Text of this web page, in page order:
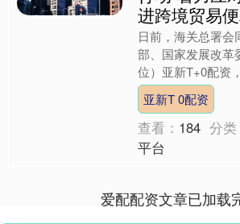
进跨境贸易
日前，海关总署会
部、国家发展改革
位）亚新T+0配资
州、深圳等25个城
期5个月的跨境贸易
亚新T 0配资
查看： 184 分
平台
爱配配资文章已加载